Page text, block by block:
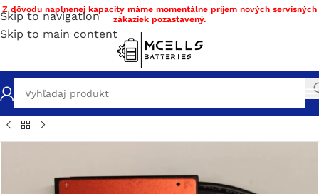
Skip to navigation
Skip to main content
Z dôvodu naplnenej kapacity máme momentálne príjem nových servisných
zákaziek pozastavený.
/Stavba a servis batérie DIY materiál/BMS/BMS Li-ion